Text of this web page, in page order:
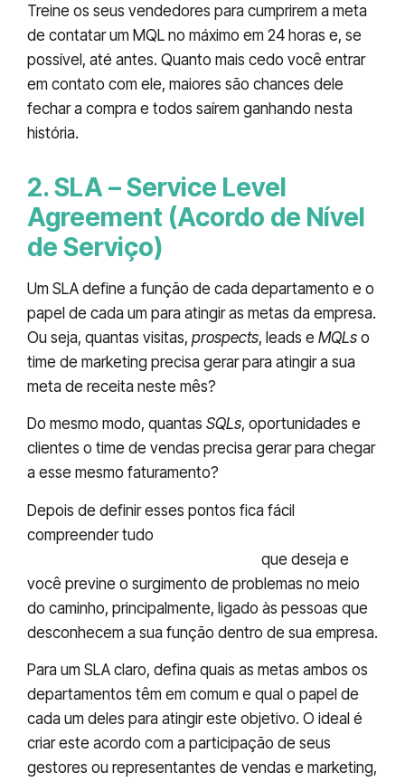
Treine os seus vendedores para cumprirem a meta
de contatar um MQL no máximo em 24 horas e, se
possível, até antes. Quanto mais cedo você entrar
em contato com ele, maiores são chances dele
fechar a compra e todos saírem ganhando nesta
história.
2. SLA – Service Level
Agreement (Acordo de Nível
de Serviço)
Um SLA define a função de cada departamento e o
papel de cada um para atingir as metas da empresa.
Ou seja, quantas visitas, prospects, leads e MQLs o
time de marketing precisa gerar para atingir a sua
meta de receita neste mês?
Do mesmo modo, quantas SQLs, oportunidades e
clientes o time de vendas precisa gerar para chegar
a esse mesmo faturamento?
Depois de definir esses pontos fica fácil
compreender tudo
que deseja e
você previne o surgimento de problemas no meio
do caminho, principalmente, ligado às pessoas que
desconhecem a sua função dentro de sua empresa.
Para um SLA claro, defina quais as metas ambos os
departamentos têm em comum e qual o papel de
cada um deles para atingir este objetivo. O ideal é
criar este acordo com a participação de seus
gestores ou representantes de vendas e marketing,